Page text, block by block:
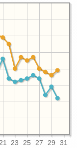
23 25 27 29 31